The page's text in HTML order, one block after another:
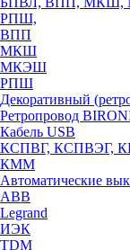
РПШ,
ВПП
МКШ
МКЭШ
РПШ
Декоративный
Ретропровод
Кабель USB
КСПВГ, КСПВЭГ,
КММ
Автоматические
ABB
Legrand
ИЭК
TDM